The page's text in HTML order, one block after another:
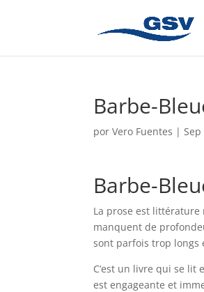
Barbe-
porVero Fuentes |
Barbe-
La prose est littérature
manquent de
sont parfois trop longs
C’est un livre qui se lit
est engageante et